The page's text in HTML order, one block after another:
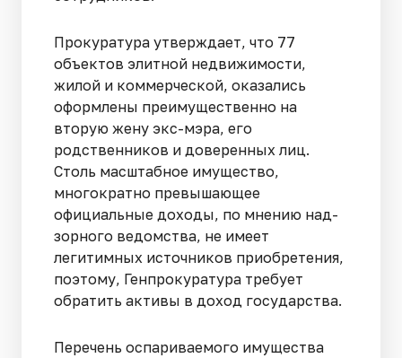
Прокуратура утверждает, что 77
объектов эли­тной недвижимости,
жилой и коммерческой, оказались
оформлены преимуществен­но на
вторую жену экс-мэра, его
родственников и доверенных лиц.
Столь масш­табное имущество,
многократно превышающее
официальные доходы, по мнению над­
зорного ведомства, не имеет
легитимных источников приобретения,
поэтому, Генпрокуратура требует
обратить активы в доход государ­ства.
Перечень оспариваемого имущества